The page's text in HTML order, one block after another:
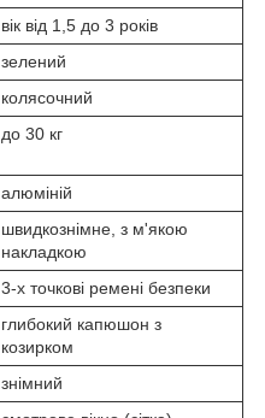
вік від 1,5 до 3 років
зелений
колясочний
до 30 кг
алюміній
швидкознімне, з м'якою
накладкою
3-х точкові ремені безпеки
глибокий капюшон з
козирком
знімний